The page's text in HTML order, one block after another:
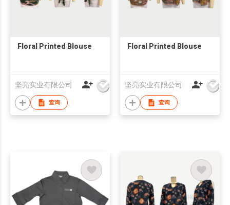
Floral Printed Blouse
坚亮实业有限公司
查询
Floral Printed Blouse
坚亮实业有限公司
查询